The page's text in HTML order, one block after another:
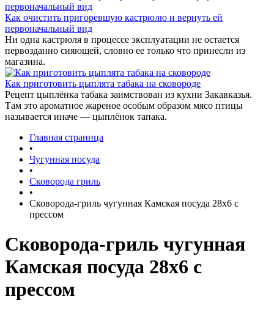
Как очистить пригоревшую кастрюлю и вернуть ей
первоначальный вид
Ни одна кастрюля в процессе эксплуатации не остается
первозданно сияющей, словно ее только что принесли из
магазина.
Как приготовить цыплята табака на сковороде
Рецепт цыплёнка табака заимствован из кухни Закавказья.
Там это ароматное жареное особым образом мясо птицы
называется иначе — цыплёнок тапака.
Главная страница
•
Чугунная посуда
•
Сковорода гриль
•
Сковорода-гриль чугунная Камская посуда 28х6 с
прессом
Сковорода-гриль чугунная
Камская посуда 28х6 с
прессом